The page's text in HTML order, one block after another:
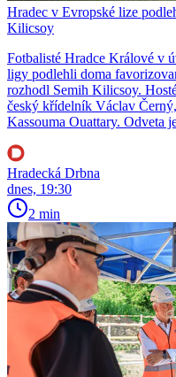
Hradec v Evropské lize
Kilicsoy
Fotbalisté Hradce Králové v
ligy podlehli doma
rozhodl Semih Kilicsoy.
český křídelník Václav
Kassouma Ouattary. Odveta
Hradecká Drbna
dnes, 19:30
2 min